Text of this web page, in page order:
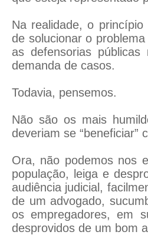
Na realidade, o princípio
de solucionar o
as defensorias
demanda de casos.
Todavia, pensemos.
Não são os mais
deveriam se “beneficiar”
Ora, não podemos nos
população, leiga e
audiência judicial,
de um advogado,
os empregadores, em
desprovidos de um bom